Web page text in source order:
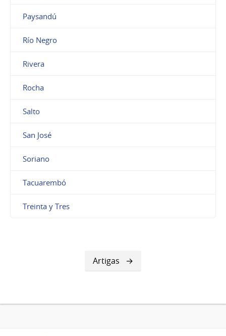
Paysandú
Río Negro
Rivera
Rocha
Salto
San José
Soriano
Tacuarembó
Treinta y Tres
Artigas